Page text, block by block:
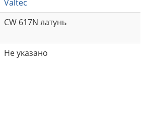
Valtec
CW 617N латунь
Не указано